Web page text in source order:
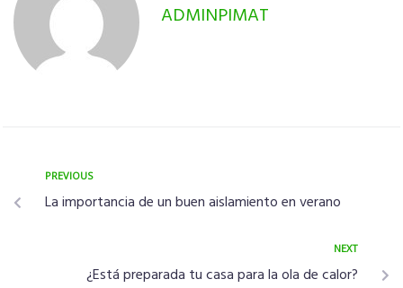
ADMINPIMAT
PREVIOUS
La importancia de un buen aislamiento en verano
NEXT
¿Está preparada tu casa para la ola de calor?